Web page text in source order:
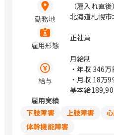
勤務地
（雇入れ直
北海道札幌
前北通1-10橋
ワービル5F
福島県郡山
戸市城南1-1-
栃木県宇都宮
ま市浦和区岸
雇用形態
正社員
給与
月給制
・年収 346
・月収 18万
基本給
※試用期間中
雇用実績
下肢障害
上肢障害
体幹機能障害